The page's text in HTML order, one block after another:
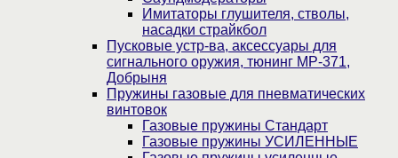
Имитаторы глушителя, стволы,
насадки страйкбол
Пусковые устр-ва, аксессуары для
сигнального оружия, тюнинг МР-371,
Добрыня
Пружины газовые для пневматических
винтовок
Газовые пружины Стандарт
Газовые пружины УСИЛЕННЫЕ